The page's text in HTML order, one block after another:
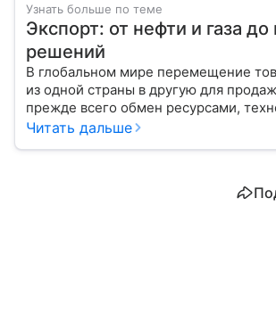
Узнать больше по теме
Экспорт: от нефти и газа
решений
В глобальном мире перемещение
из одной страны в другую для
прежде всего обмен ресурсами,
культурой. В статье разберем, как
Читать дальше